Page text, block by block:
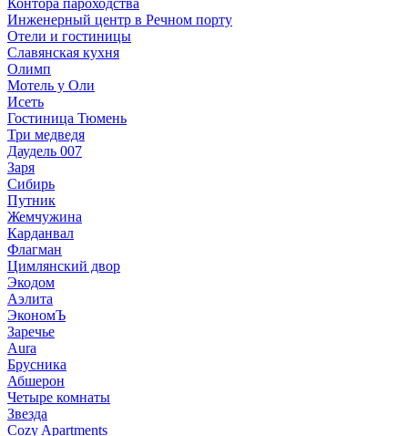
Контора пароходства
Инженерный центр в Речном порту
Отели и гостиницы
Славянская кухня
Олимп
Мотель у Оли
Исеть
Гостиница Тюмень
Три медведя
Даудель 007
Заря
Сибирь
Путник
Жемчужина
Карданвал
Флагман
Цимлянский двор
Экодом
Аэлита
ЭкономЪ
Заречье
Aura
Брусника
Абшерон
Четыре комнаты
Звезда
Cozy Apartments